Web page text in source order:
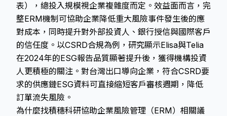
表），總投入規模視企業複雜度而定。效益面而言，完
整ERM機制可協助企業降低重大風險事件發生後的應
對成本，同時提升對外部投資人、銀行授信與國際客戶
的信任度。以CSRD合規為例，研究顯示Elisa與Telia
在2024年的ESG報告品質顯著提升後，獲得機構投資
人更積極的關注。對台灣出口導向企業，符合CSRD要
求的供應鏈ESG資料可直接縮短客戶審核週期，降低
訂單流失風險。
為什麼找積穗科研協助企業風險管理（ERM）相關議